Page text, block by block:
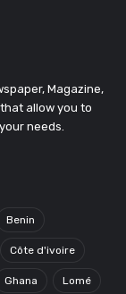
Magazine,
allow you to
needs.
Benin
Côte d'ivoire
Ghana Lomé